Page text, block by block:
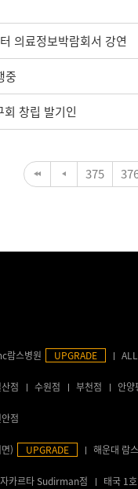
의료정보박람회서 강연
중
창립 발기인
375
람스병원 UPGRADE
점 수원점 부천점 안양
점
) UPGRADE 해운대 람
카르타 Sudirman점 태국 1